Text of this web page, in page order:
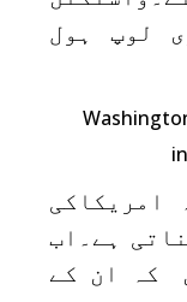
لوپ ہول
امریکاکی
ہے۔اب
کہ ان کے